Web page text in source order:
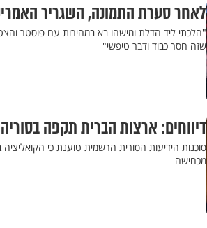
לאחר סערת התמונה, השגריר
"הלכתי ליד הדלת ומישהו בא במהירות עם פוסטר
שזה חסר כבוד ודבר טיפשי"
דיווחים: ארצות הברית תקפה בסוריה
סוכנות הידיעות הסורית הרשמית טוענת כי
מכחישה